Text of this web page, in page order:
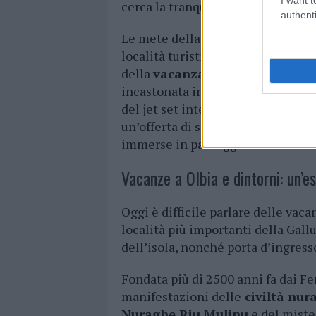
cerca la tranquillità di
spiagge
Le mete della Costa Smeralda
località turistica mondana per
dellavacanza di lusso per
incastonata in un paesaggio
del jet set internazionale in uno
un’offerta di spiagge dalle
immerse in paesaggi naturali
Vacanze a Olbia e dintorni:
Oggi è difficile parlare delle
località più importanti della
dell’isola, nonché porta
Fondata più di 2500 anni fa dai
manifestazioni delle civiltà